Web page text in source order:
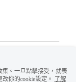
集。一旦點擊接受，就表
你的cookie設定。
了解